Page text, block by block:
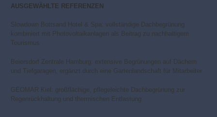
AUSGEWÄHLTE REFERENZEN
Slowdown Bottsand Hotel & Spa: vollständige Dachbegrünung
kombiniert mit Photovoltaikanlagen als Beitrag zu nachhaltigem
Tourismus
Beiersdorf Zentrale Hamburg: extensive Begrünungen auf Dächern
und Tiefgaragen, ergänzt durch eine Gartenlandschaft für Mitarbeiter
GEOMAR Kiel: großflächige, pflegeleichte Dachbegrünung zur
Regenrückhaltung und thermischen Entlastung